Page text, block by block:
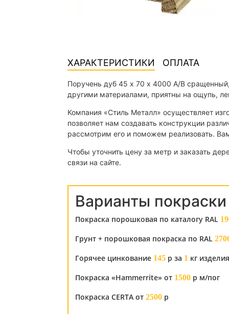
ХАРАКТЕРИСТИКИ ОПЛАТА
Поручень дуб 45 х 70 х 4000 А/В
другими материалами, приятны на ощупь,
Компания «Стиль Металл» осуществляет
позволяет нам создавать конструкции
рассмотрим его и поможем реализовать.
Чтобы уточнить цену за метр и заказать
связи на сайте.
Варианты покраски
Покраска порошковая по каталогу RAL
Грунт + порошковая покраска по RAL
Горячее цинкование 145 р за 1 кг изделия
Покраска «Hammerrite» от 1500 р м/пог
Покраска CERTA от 2500 р